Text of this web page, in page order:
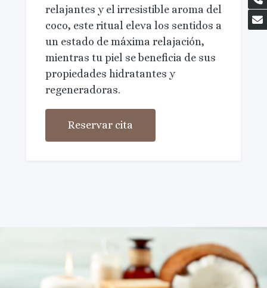
relajantes y el irresistible aroma del
coco, este ritual eleva los sentidos a
un estado de máxima relajación,
mientras tu piel se beneficia de sus
propiedades hidratantes y
regeneradoras.
Reservar cita